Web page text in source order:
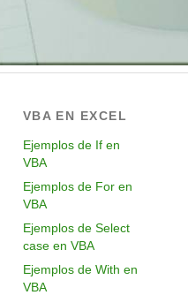
VBA EN EXCEL
Ejemplos de If en
VBA
Ejemplos de For en
VBA
Ejemplos de Select
case en VBA
Ejemplos de With en
VBA